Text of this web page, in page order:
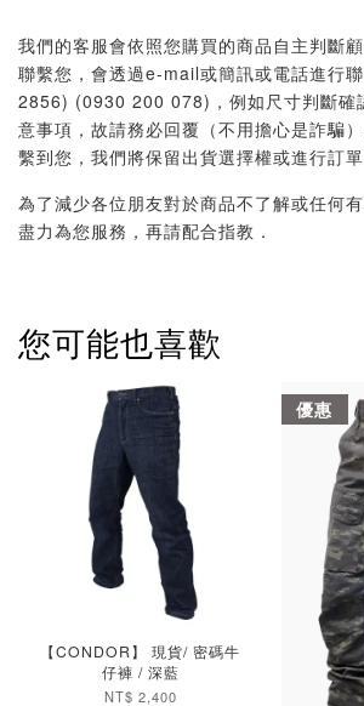
我們的客服會依照您購買的商品自主判斷
聯繫您，會透過e-mail或簡訊或電話進行
2856) (0930 200 078)，例如尺寸判斷確
意事項，故請務必回覆（不用擔心是詐騙
繫到您，我們將保留出貨選擇權或進行訂單
為了減少各位朋友對於商品不了解或任何
盡力為您服務，再請配合指教．
您可能也喜歡
【CONDOR】 現貨/ 密碼牛
仔褲 / 深藍
NT$ 2,400
優惠